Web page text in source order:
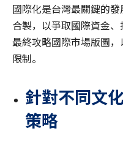
國際化是台灣最關鍵的
合製，以爭取國際資金、
最終攻略國際市場版圖
限制。
針對不同文
策略